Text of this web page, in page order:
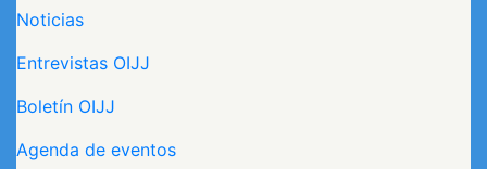
Navegación principal
Noticias
Entrevistas OIJJ
Boletín OIJJ
Agenda de eventos